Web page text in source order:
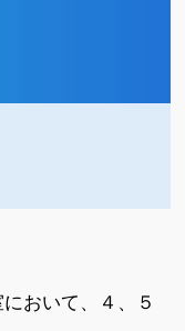
おいて、４、５